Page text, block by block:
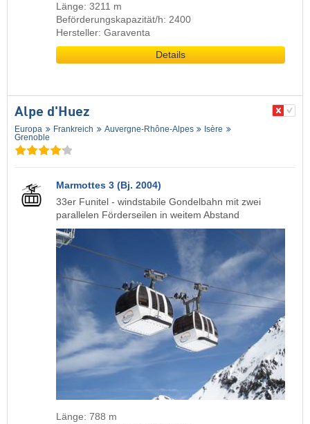
Länge: 3211 m
Beförderungskapazität/h: 2400
Hersteller: Garaventa
Details
Alpe d'Huez
Europa Frankreich Auvergne-Rhône-Alpes
Isère
Grenoble
Marmottes 3 (Bj. 2004)
33er Funitel - windstabile Gondelbahn mit zwei
parallelen Förderseilen in weitem Abstand
Länge: 788 m